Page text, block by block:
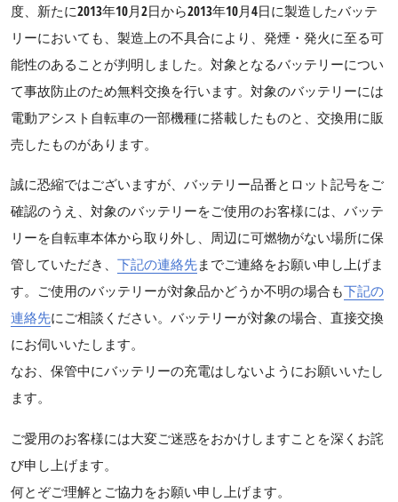
度、新たに2013年10月2日から2013年10月4日に製造したバッテ
リーにおいても、製造上の不具合により、発煙・発火に至る可
能性のあることが判明しました。対象となるバッテリーについ
て事故防止のため無料交換を行います。対象のバッテリーには
電動アシスト自転車の一部機種に搭載したものと、交換用に販
売したものがあります。
誠に恐縮ではございますが、バッテリー品番とロット記号をご
確認のうえ、対象のバッテリーをご使用のお客様には、バッテ
リーを自転車本体から取り外し、周辺に可燃物がない場所に保
管していただき、 下記の連絡先までご連絡をお願い申し上げま
す。ご使用のバッテリーが対象品かどうか不明の場合も下記の
連絡先にご相談ください。バッテリーが対象の場合、直接交換
にお伺いいたします。
なお、保管中にバッテリーの充電はしないようにお願いいたし
ます。
ご愛用のお客様には大変ご迷惑をおかけしますことを深くお詫
び申し上げます。
何とぞご理解とご協力をお願い申し上げます。